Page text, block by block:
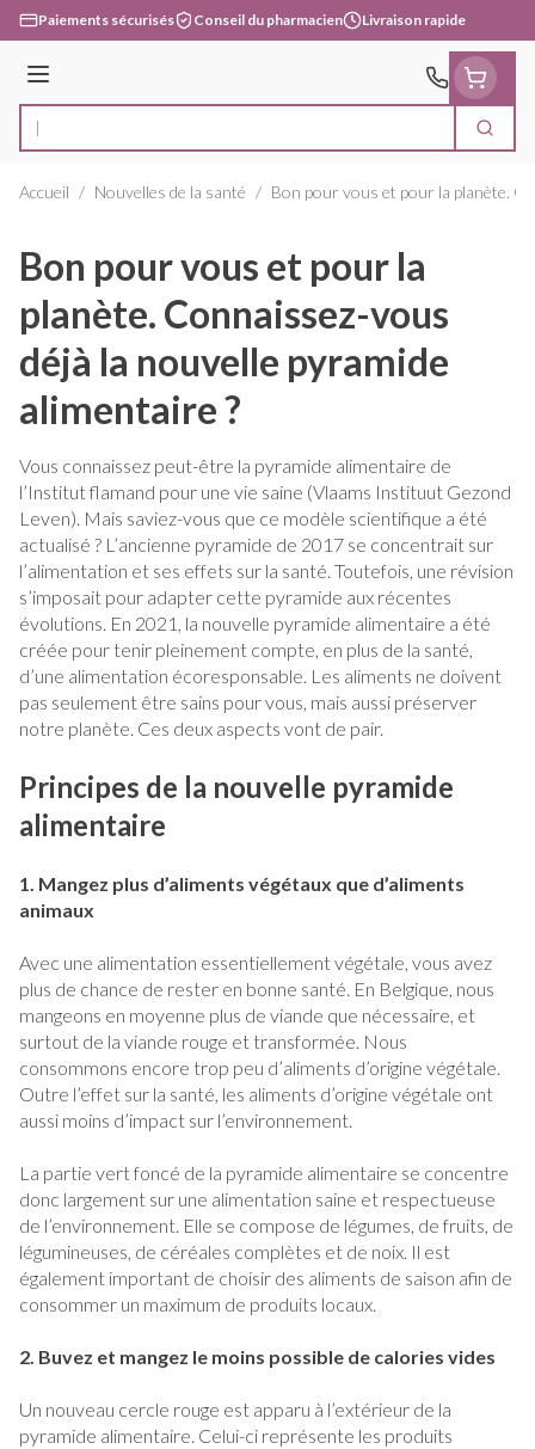
Aller au contenu
Paiements sécurisés Conseil du pharmacien Livraison rapide
Menu
Rechercher
Accueil / Nouvelles de la santé / Bon pour vous et pour la planète.
Bon pour vous et pour la
planète. Connaissez-vous
déjà la nouvelle pyramide
alimentaire ?
Vous connaissez peut-être la pyramide alimentaire de
l’Institut flamand pour une vie saine (Vlaams Instituut Gezond
Leven). Mais saviez-vous que ce modèle scientifique a été
actualisé ? L’ancienne pyramide de 2017 se concentrait sur
l’alimentation et ses effets sur la santé. Toutefois, une révision
s’imposait pour adapter cette pyramide aux récentes
évolutions. En 2021, la nouvelle pyramide alimentaire a été
créée pour tenir pleinement compte, en plus de la santé,
d’une alimentation écoresponsable. Les aliments ne doivent
pas seulement être sains pour vous, mais aussi préserver
notre planète. Ces deux aspects vont de pair.
Principes de la nouvelle pyramide
alimentaire
1. Mangez plus d’aliments végétaux que d’aliments
animaux
Avec une alimentation essentiellement végétale, vous avez
plus de chance de rester en bonne santé. En Belgique, nous
mangeons en moyenne plus de viande que nécessaire, et
surtout de la viande rouge et transformée. Nous
consommons encore trop peu d’aliments d’origine végétale.
Outre l’effet sur la santé, les aliments d’origine végétale ont
aussi moins d’impact sur l’environnement.
La partie vert foncé de la pyramide alimentaire se concentre
donc largement sur une alimentation saine et respectueuse
de l’environnement. Elle se compose de légumes, de fruits, de
légumineuses, de céréales complètes et de noix. Il est
également important de choisir des aliments de saison afin de
consommer un maximum de produits locaux.
2. Buvez et mangez le moins possible de calories vides
Un nouveau cercle rouge est apparu à l’extérieur de la
pyramide alimentaire. Celui-ci représente les produits